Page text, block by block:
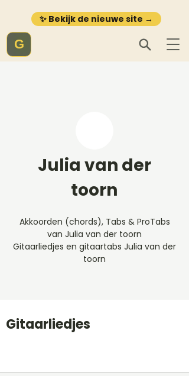
✨ Bekijk de nieuwe site →
G
Julia van der
toorn
Akkoorden (chords), Tabs & ProTabs
van Julia van der toorn
Gitaarliedjes en gitaartabs Julia van der
toorn
Gitaarliedjes